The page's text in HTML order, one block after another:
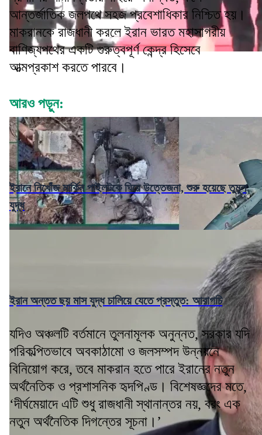
আন্তর্জাতিক জলপথে সহজ প্রবেশাধিকার নিশ্চিত হয়।
মাকরানকে রাজধানী করলে ইরান ভারত মহাসাগরীয়
বাণিজ্যপথের একটি গুরুত্বপূর্ণ কেন্দ্র হিসেবে
আত্মপ্রকাশ করতে পারবে।
আরও পড়ুন:
ইরানে নিখোঁজ মার্কিন পাইলটকে ঘিরে উত্তেজনা, শুরু হয়েছে তুমুল
যুদ্ধ
ইরান অন্তত ছয় মাস যুদ্ধ চালিয়ে যেতে প্রস্তুত: আরাগচি
যদিও অঞ্চলটি বর্তমানে তুলনামূলক অনুন্নত, সরকার যদি
পরিকল্পিতভাবে অবকাঠামো ও জলসম্পদ উন্নয়নে
বিনিয়োগ করে, তবে মাকরান হতে পারে ইরানের নতুন
অর্থনৈতিক ও প্রশাসনিক হৃদপিণ্ড। বিশেষজ্ঞদের মতে,
‘দীর্ঘমেয়াদে এটি শুধু রাজধানী স্থানান্তর নয়, বরং এক
নতুন অর্থনৈতিক দিগন্তের সূচনা।’